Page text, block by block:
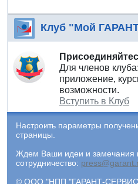
Клуб "Мой
Для членов
приложение,
возможности.
Вступить в Клуб
Настроить параметры
страницы.
Ждем Ваши идеи и замечания
сотрудничество:
© ООО "НПП "ГАРАНТ-СЕРВИС-